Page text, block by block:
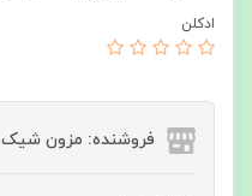
ادکلن
فروشنده: مزون شیک